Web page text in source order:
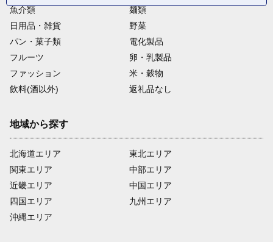
魚介類
麺類
日用品・雑貨
野菜
パン・菓子類
電化製品
フルーツ
卵・乳製品
ファッション
米・穀物
飲料(酒以外)
返礼品なし
地域から探す
北海道エリア
関東エリア
近畿エリア
四国エリア
沖縄エリア
東北エリア
中部エリア
中国エリア
九州エリア